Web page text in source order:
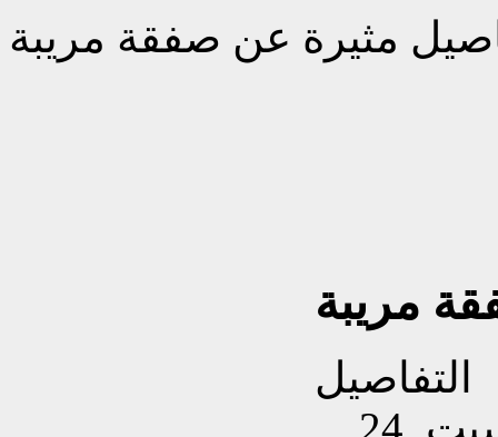
مثيرة عن صفقة مريبة
مريبة
التفاصيل
تم إنشاءه بتاريخ السبت, 24